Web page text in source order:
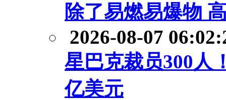
除了易燃易爆物
2026-08-07
星巴克裁员300人
亿美元